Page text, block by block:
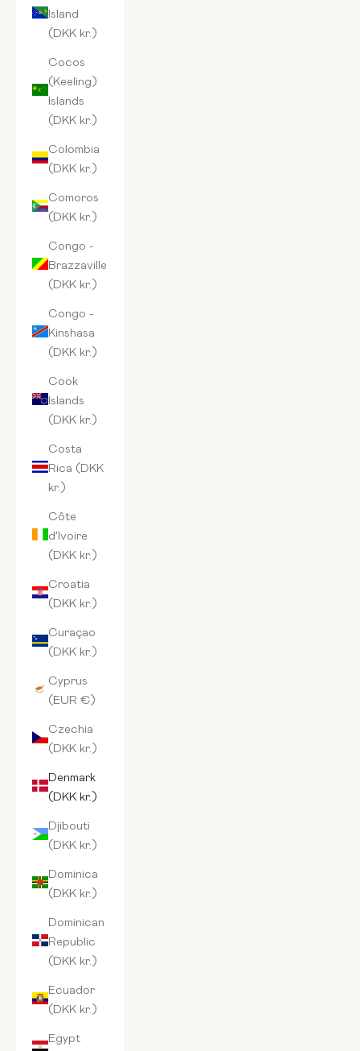
Island
(DKK kr.)
Cocos
(Keeling)
Islands
(DKK kr.)
Colombia
(DKK kr.)
Comoros
(DKK kr.)
Congo -
Brazzaville
(DKK kr.)
Congo -
Kinshasa
(DKK kr.)
Cook
Islands
(DKK kr.)
Costa
Rica (DKK
kr.)
Côte
d’Ivoire
(DKK kr.)
Croatia
(DKK kr.)
Curaçao
(DKK kr.)
Cyprus
(EUR €)
Czechia
(DKK kr.)
Denmark
(DKK kr.)
Djibouti
(DKK kr.)
Dominica
(DKK kr.)
Dominican
Republic
(DKK kr.)
Ecuador
(DKK kr.)
Egypt